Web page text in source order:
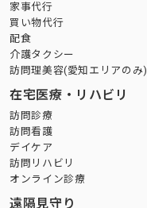
家事代行
買い物代行
配食
介護タクシー
訪問理美容(愛知エリアのみ)
在宅医療・リハビリ
訪問診療
訪問看護
デイケア
訪問リハビリ
オンライン診療
遠隔見守り